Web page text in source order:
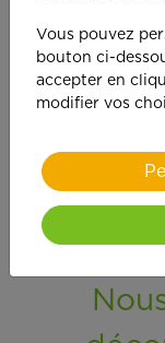
Il
Vous pouvez
bouton ci-
accepter en
modifier vos